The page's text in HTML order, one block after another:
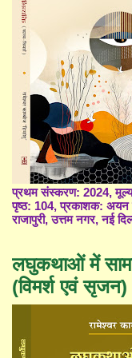
प्रथम संस्करण: 2024,
पृष्ठ: 104, प्रकाशक:
राजापुरी, उत्तम नगर, नई
लघुकथाओं में
(विमर्श एवं सृजन)